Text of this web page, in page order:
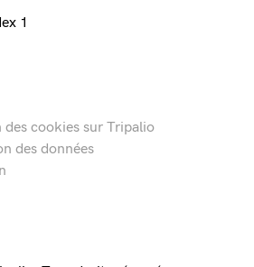
1
cookies sur Tripalio
des données